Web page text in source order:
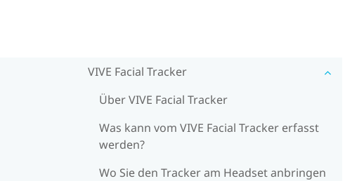
VIVE Facial Tracker
Über VIVE Facial Tracker
Was kann vom VIVE Facial Tracker erfasst
werden?
Wo Sie den Tracker am Headset anbringen